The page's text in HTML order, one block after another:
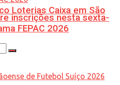
Loterias Caixa em São
inscrições nesta sexta-
FEPAC 2026